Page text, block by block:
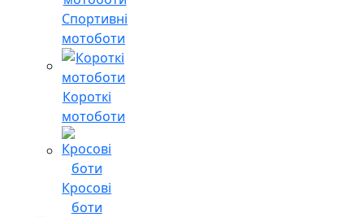
Спортивні
мотоботи
Короткі
мотоботи
Кросові
боти